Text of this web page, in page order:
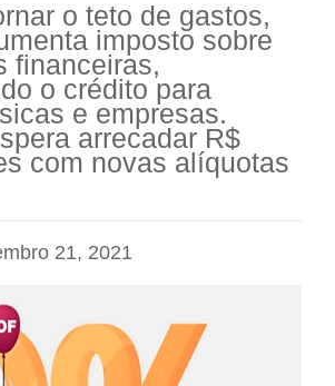
o teto de gastos,
imposto sobre
financeiras,
o crédito para
e empresas.
arrecadar R$
com novas alíquotas
21, 2021